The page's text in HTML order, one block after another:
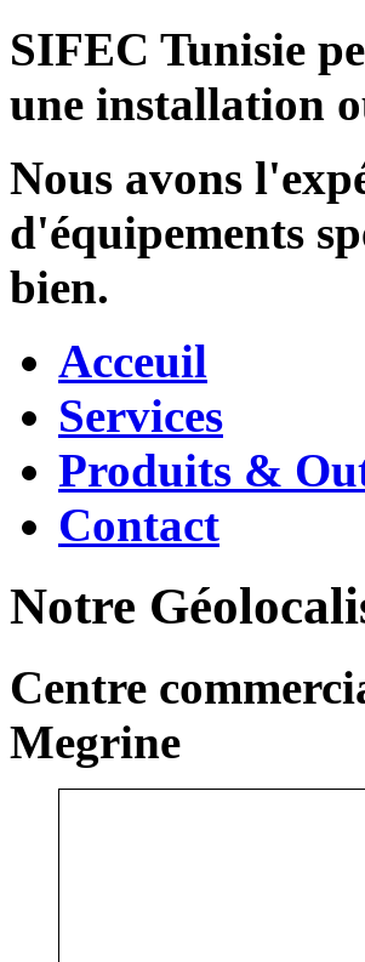
SIFEC Tunisie
une installation
Nous avons
d'équipements
bien.
Acceuil
Services
Produits &
Contact
Notre
Centre
Megrine